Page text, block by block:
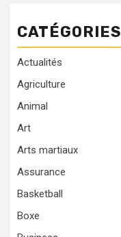
CATÉGORIES
Actualités
Agriculture
Animal
Art
Arts martiaux
Assurance
Basketball
Boxe